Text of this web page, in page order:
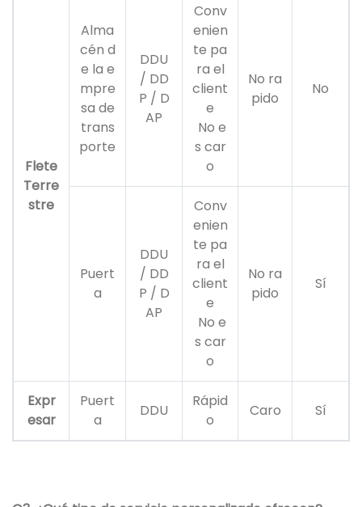
Flete
Terre
stre
Alma
cén d
e la e
mpre
sa de
trans
porte
DDU
/ DD
P / D
AP
Conv
enien
te pa
ra el
client
e
No e
s car
o
No ra
pido
No
Puert
a
DDU
/ DD
P / D
AP
Conv
enien
te pa
ra el
client
e
No e
s car
o
No ra
pido
Sí
Expr
esar
Puert
a
DDU
Rápid
o
Caro Sí